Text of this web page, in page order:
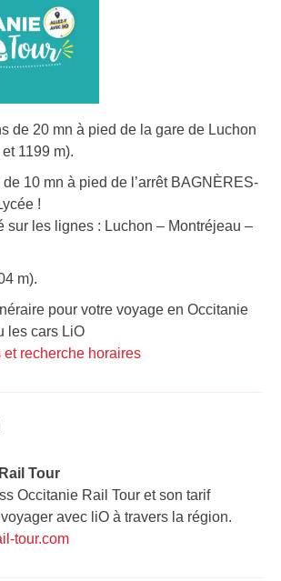
de 20 mn à pied de la gare de Luchon
1199 m).
de 10 mn à pied de l’arrêt BAGNÈRES-
!
sur les lignes : Luchon – Montréjeau –
m).
pour votre voyage en Occitanie
les cars LiO
recherche horaires
Tour​
Occitanie Rail Tour et son tarif
avec liO à travers la région.
tour.com